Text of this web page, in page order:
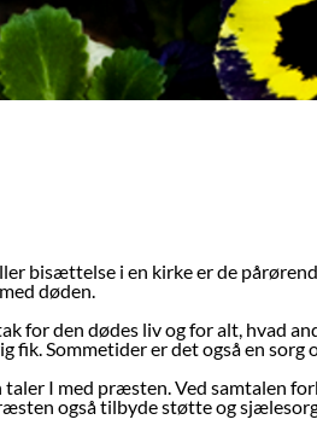
bisættelse i en kirke er de
døden.
for den dødes liv og for alt, hvad
fik. Sommetider er det også en sorg
taler I med præsten. Ved samtalen
også tilbyde støtte og